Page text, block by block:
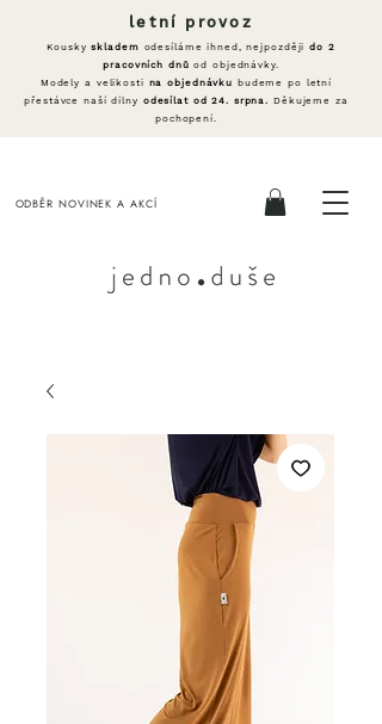
ODBĚR NOVINEK A AKCÍ
letní provoz
Kouskyskladem odesíláme ihned, nejpozdějido 2
pracovních dnů od objednávky.
Modely a velikosti na objednávku
budeme po letní
přestávce naší dílny odesílat od 24. srpna. Děkujeme za
pochopení.